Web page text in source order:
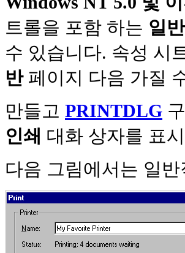
트롤을 포함 하는 일반
수 있습니다. 속성 시
반페이지 다음 가질
만들고 PRINTDLG
인쇄 대화 상자를 표
다음 그림에서는 일반